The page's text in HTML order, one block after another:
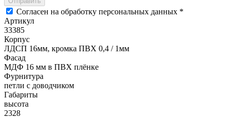
Согласен на обработку персональных данных *
Артикул
33385
Корпус
ЛДСП 16мм, кромка ПВХ 0,4 / 1мм
Фасад
МДФ 16 мм в ПВХ плёнке
Фурнитура
петли с доводчиком
Габариты
высота
2328